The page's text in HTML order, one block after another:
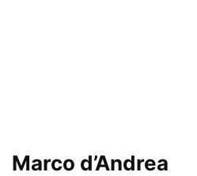
Marco d’Andrea